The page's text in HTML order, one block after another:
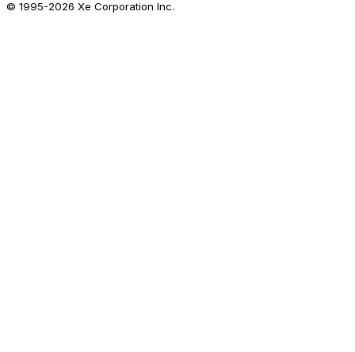
© 1995-2026 Xe Corporation Inc.